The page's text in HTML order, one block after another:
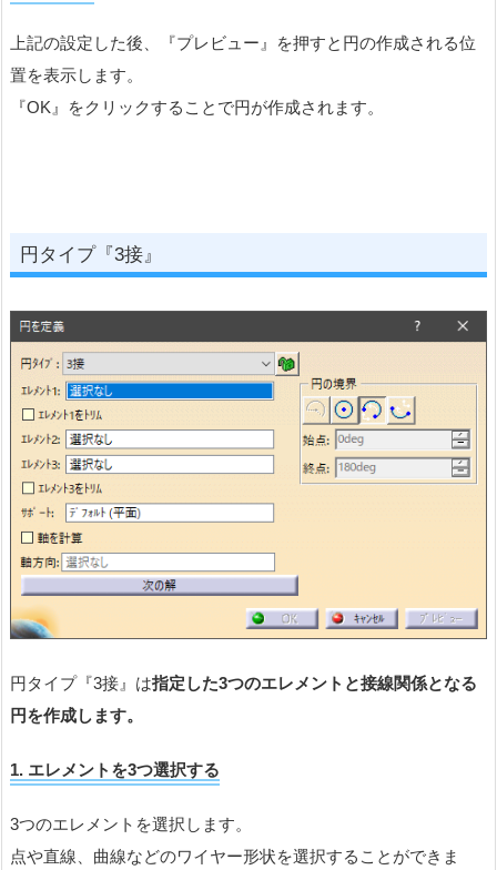
上記の設定した後、『プレビュー』を押すと円の作成される位
置を表示します。
『OK』をクリックすることで円が作成されます。
円タイプ『3接』
円タイプ『3接』は指定した3つのエレメントと接線関係となる
円を作成します。
1. エレメントを3つ選択する
3つのエレメントを選択します。
点や直線、曲線などのワイヤー形状を選択することができま